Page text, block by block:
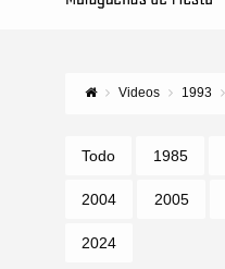
Videos 1993
Todo 1985
2004 2005
2024